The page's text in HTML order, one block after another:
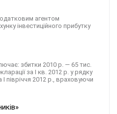
агентом
інвестиційного прибутку
збитки 2010 р. — 65 тис.
за І кв. 2012 р. у рядку
півріччя 2012 р., враховуючи